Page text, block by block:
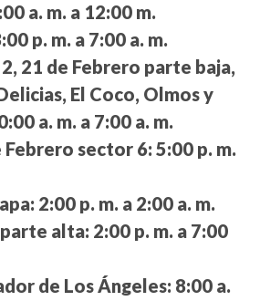
a. m. a 12:00 m.
p. m. a 7:00 a. m.
21 de Febrero parte baja,
El Coco, Olmos y
a. m. a 7:00 a. m.
Febrero sector 6: 5:00 p. m.
2:00 p. m. a 2:00 a. m.
parte alta: 2:00 p. m. a 7:00
de Los Ángeles: 8:00 a.